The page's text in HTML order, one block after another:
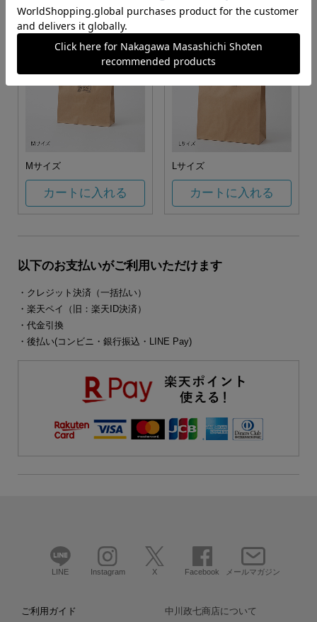
Mサイズ
カートに入れる
Lサイズ
カートに入れる
以下のお支払いがご利用いただけます
・クレジット決済（一括払い）
・楽天ペイ（旧：楽天ID決済）
・代金引換
・後払い(コンビニ・銀行振込・LINE Pay)
LINE Instagram X Facebook メールマガジン
ご利用ガイド 中川政七商店について